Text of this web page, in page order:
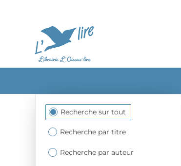
Section
des
filtres
Recherche sur tout
Recherche par titre
Recherche par auteur